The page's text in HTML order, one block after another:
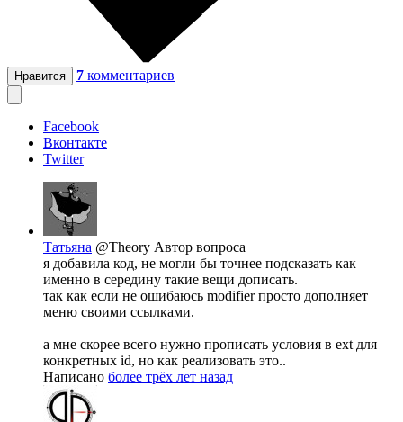
Нравится 7 комментариев
Facebook
Вконтакте
Twitter
Татьяна @Theory Автор вопроса
я добавила код, не могли бы точнее подсказать как
именно в середину такие вещи дописать.
так как если не ошибаюсь modifier просто дополняет
меню своими ссылками.
а мне скорее всего нужно прописать условия в ext для
конкретных id, но как реализовать это..
Написано более трёх лет назад